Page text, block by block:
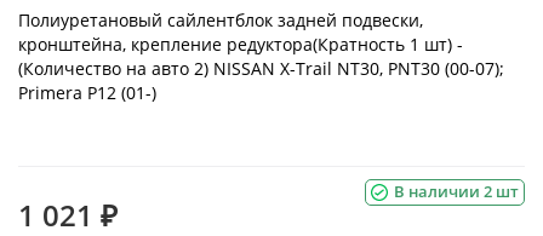
Полиуретановый сайлентблок задней подвески,
кронштейна, крепление редуктора(Кратность 1 шт) -
(Количество на авто 2) NISSAN X-Trail NT30, PNT30 (00-07);
Primera P12 (01-)
В наличии 2 шт
1 021 ₽